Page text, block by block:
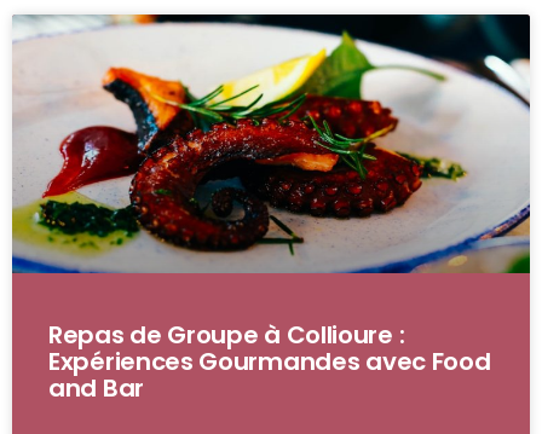
Repas de Groupe à Collioure :
Expériences Gourmandes avec Food
and Bar